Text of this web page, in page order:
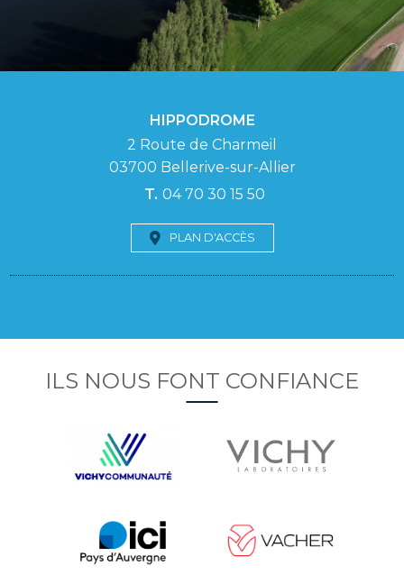
HIPPODROME
2 Route de Charmeil
03700 Bellerive-sur-Allier
04 70 30 15 50
PLAN D'ACCÈS
ILS NOUS FONT CONFIANCE
Image
Image
Image
Image